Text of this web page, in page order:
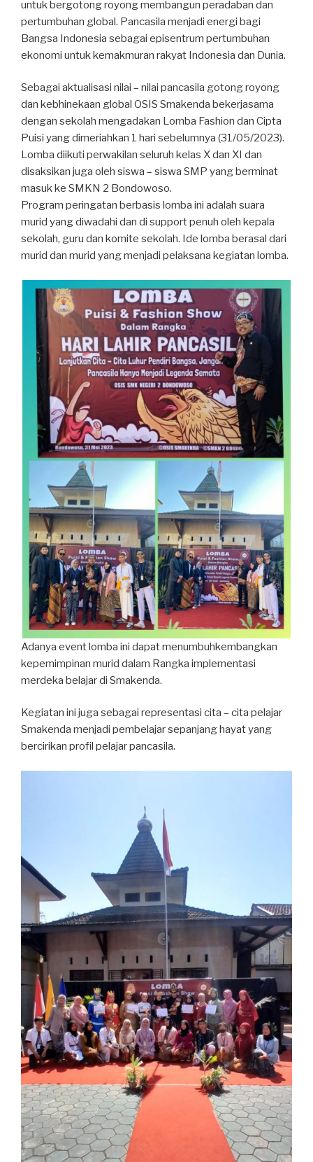
untuk bergotong royong membangun peradaban dan
pertumbuhan global. Pancasila menjadi energi bagi
Bangsa Indonesia sebagai episentrum pertumbuhan
ekonomi untuk kemakmuran rakyat Indonesia dan Dunia.
Sebagai aktualisasi nilai – nilai pancasila gotong royong
dan kebhinekaan global OSIS Smakenda bekerjasama
dengan sekolah mengadakan Lomba Fashion dan Cipta
Puisi yang dimeriahkan 1 hari sebelumnya (31/05/2023).
Lomba diikuti perwakilan seluruh kelas X dan XI dan
disaksikan juga oleh siswa – siswa SMP yang berminat
masuk ke SMKN 2 Bondowoso.
Program peringatan berbasis lomba ini adalah suara
murid yang diwadahi dan di support penuh oleh kepala
sekolah, guru dan komite sekolah. Ide lomba berasal dari
murid dan murid yang menjadi pelaksana kegiatan lomba.
Adanya event lomba ini dapat menumbuhkembangkan
kepemimpinan murid dalam Rangka implementasi
merdeka belajar di Smakenda.
Kegiatan ini juga sebagai representasi cita – cita pelajar
Smakenda menjadi pembelajar sepanjang hayat yang
bercirikan profil pelajar pancasila.